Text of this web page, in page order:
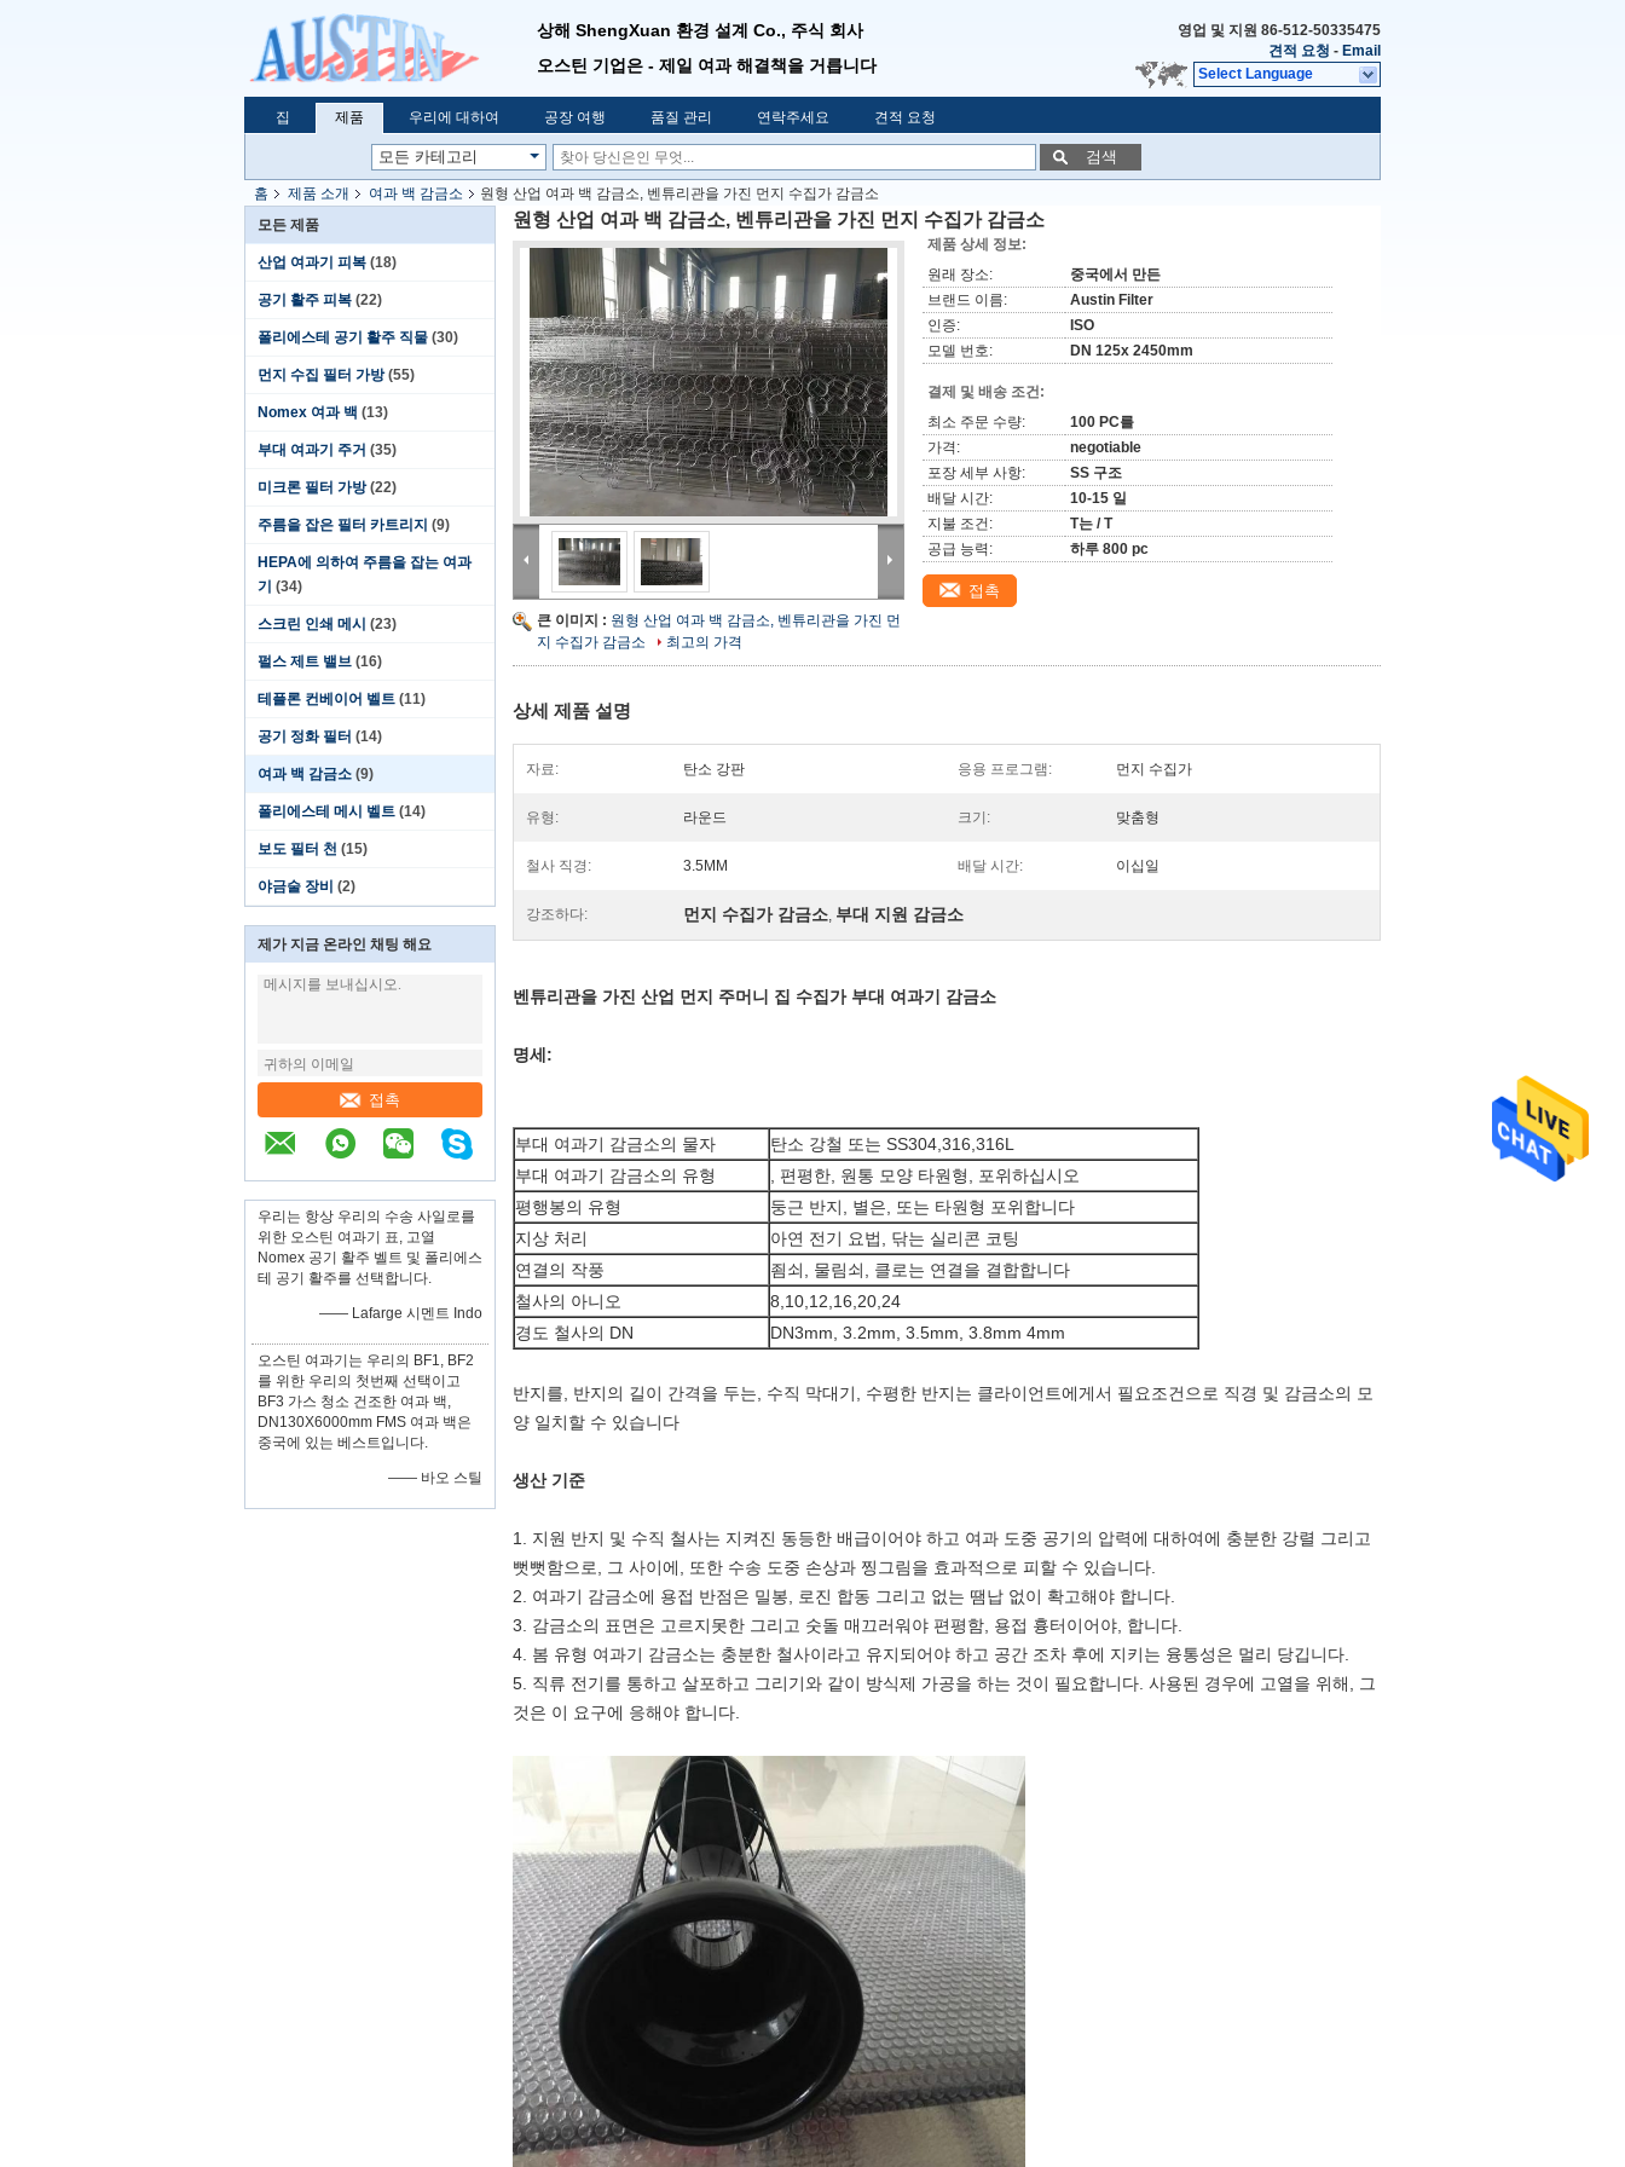
상해 ShengXuan 환경 설계 Co., 주식 회사
오스틴 기업은 - 제일 여과 해결책을 거릅니다
영업 및 지원 86-512-50335475
견적 요청 - Email
Select Language
집 제품 우리에 대하여 공장 여행 품질 관리 연락주세요 견적 요청
검색
홈 제품 소개 여과 백 감금소
원형 산업 여과 백 감금소, 벤튜리관을 가진 먼지 수집가 감금소
모든 제품
산업 여과기 피복 (18)
공기 활주 피복 (22)
폴리에스테 공기 활주 직물 (30)
먼지 수집 필터 가방 (55)
Nomex 여과 백 (13)
부대 여과기 주거 (35)
미크론 필터 가방 (22)
주름을 잡은 필터 카트리지 (9)
HEPA에 의하여 주름을 잡는 여과
기 (34)
스크린 인쇄 메시 (23)
펄스 제트 밸브 (16)
테플론 컨베이어 벨트 (11)
공기 정화 필터 (14)
여과 백 감금소 (9)
폴리에스테 메시 벨트 (14)
보도 필터 천 (15)
야금술 장비 (2)
제가 지금 온라인 채팅 해요
접촉
우리는 항상 우리의 수송 사일로를
위한 오스틴 여과기 표, 고열
Nomex 공기 활주 벨트 및 폴리에스
테 공기 활주를 선택합니다.
—— Lafarge 시멘트 Indo
오스틴 여과기는 우리의 BF1, BF2
를 위한 우리의 첫번째 선택이고
BF3 가스 청소 건조한 여과 백,
DN130X6000mm FMS 여과 백은
중국에 있는 베스트입니다.
—— 바오 스틸
원형 산업 여과 백 감금소, 벤튜리관을 가진 먼지 수집가 감금소
큰 이미지 : 원형 산업 여과 백 감금소, 벤튜리관을 가진 먼
지 수집가 감금소
최고의 가격
제품 상세 정보:
원래 장소:
중국에서 만든
브랜드 이름:
Austin Filter
인증:
ISO
모델 번호:
DN 125x 2450mm
결제 및 배송 조건:
최소 주문 수량:
100 PC를
가격:
negotiable
포장 세부 사항:
SS 구조
배달 시간:
10-15 일
지불 조건:
T는 / T
공급 능력:
하루 800 pc
접촉
상세 제품 설명
자료: 탄소 강판 응용 프로그램: 먼지 수집가
유형: 라운드 크기: 맞춤형
철사 직경: 3.5MM 배달 시간: 이십일
강조하다: 먼지 수집가 감금소, 부대 지원 감금소
벤튜리관을 가진 산업 먼지 주머니 집 수집가 부대 여과기 감금소
명세:
부대 여과기 감금소의 물자
탄소 강철 또는 SS304,316,316L
부대 여과기 감금소의 유형
, 편평한, 원통 모양 타원형, 포위하십시오
평행봉의 유형
둥근 반지, 별은, 또는 타원형 포위합니다
지상 처리
아연 전기 요법, 닦는 실리콘 코팅
연결의 작풍
죔쇠, 물림쇠, 클로는 연결을 결합합니다
철사의 아니오
8,10,12,16,20,24
경도 철사의 DN
DN3mm, 3.2mm, 3.5mm, 3.8mm 4mm
반지를, 반지의 길이 간격을 두는, 수직 막대기, 수평한 반지는 클라이언트에게서 필요조건으로 직경 및 감금소의 모
양 일치할 수 있습니다
생산 기준
1. 지원 반지 및 수직 철사는 지켜진 동등한 배급이어야 하고 여과 도중 공기의 압력에 대하여에 충분한 강렬 그리고
뻣뻣함으로, 그 사이에, 또한 수송 도중 손상과 찡그림을 효과적으로 피할 수 있습니다.
2. 여과기 감금소에 용접 반점은 밀봉, 로진 합동 그리고 없는 땜납 없이 확고해야 합니다.
3. 감금소의 표면은 고르지못한 그리고 숫돌 매끄러워야 편평함, 용접 흉터이어야, 합니다.
4. 봄 유형 여과기 감금소는 충분한 철사이라고 유지되어야 하고 공간 조차 후에 지키는 융통성은 멀리 당깁니다.
5. 직류 전기를 통하고 살포하고 그리기와 같이 방식제 가공을 하는 것이 필요합니다. 사용된 경우에 고열을 위해, 그
것은 이 요구에 응해야 합니다.